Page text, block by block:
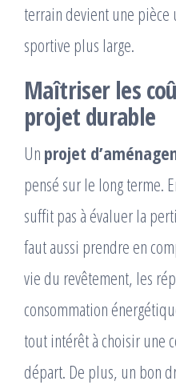
terrain devient une
sportive plus large.
Maîtriser les
projet durable
Un projet
pensé sur le long terme.
suffit pas à évaluer la
faut aussi prendre en
vie du revêtement, les
consommation
tout intérêt à choisir une
départ. De plus, un bon